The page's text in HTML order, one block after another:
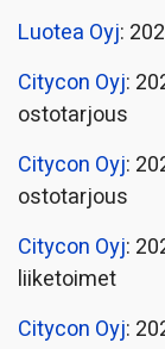
Luotea Oyj:
Citycon Oyj:
ostotarjous
Citycon Oyj:
ostotarjous
Citycon Oyj:
liiketoimet
Citycon Oyj: